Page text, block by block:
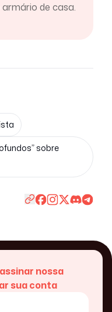
de casa.
sobre
nossa
sua conta